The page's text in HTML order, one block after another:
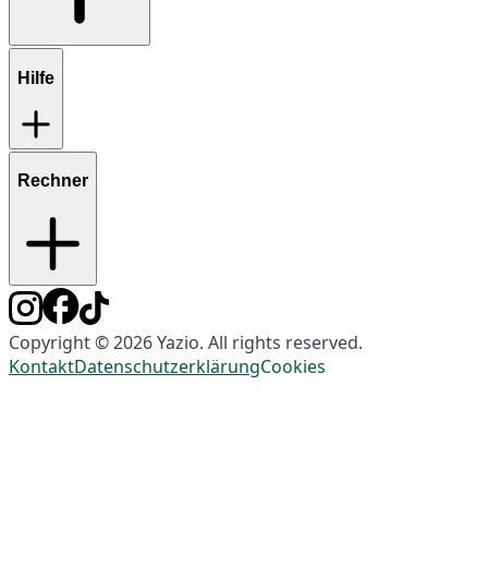
Hilfe
Rechner
Copyright © 2026 Yazio. All rights reserved.
KontaktDatenschutzerklärungCookies